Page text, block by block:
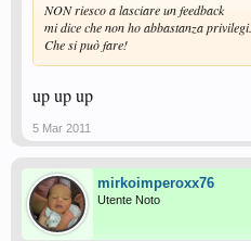
NON riesco a lasciare un feedback
mi dice che non ho abbastanza privilegi.
Che si può fare!
up up up
5 Mar 2011
mirkoimperoxx76
Utente Noto